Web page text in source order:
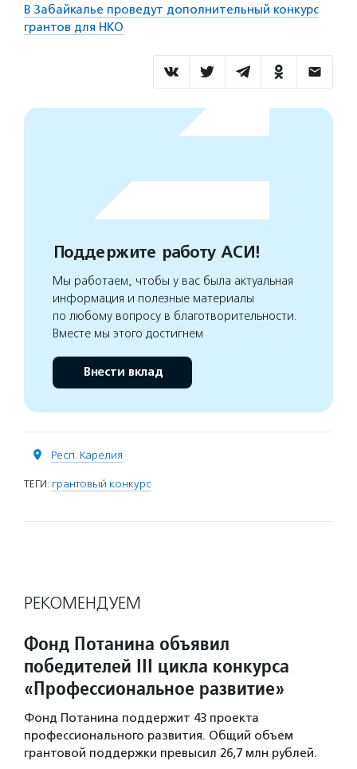
В Забайкалье проведут дополнительный конкурс
грантов для НКО
Поддержите работу АСИ!
Мы работаем, чтобы у вас была актуальная
информация и полезные материалы
по любому вопросу в благотворительности.
Вместе мы этого достигнем
Внести вклад
Респ. Карелия
ТЕГИ: грантовый конкурс
РЕКОМЕНДУЕМ
Фонд Потанина объявил
победителей III цикла конкурса
«Профессиональное развитие»
Фонд Потанина поддержит 43 проекта
профессионального развития. Общий объем
грантовой поддержки превысил 26,7 млн рублей.